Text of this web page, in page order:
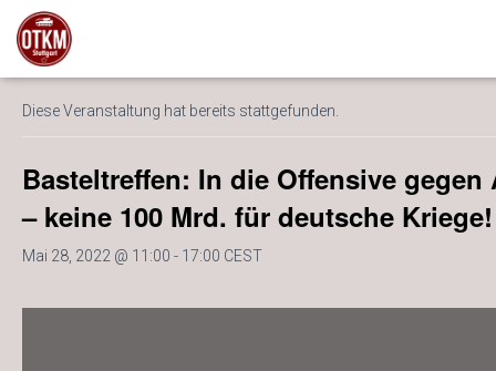
« Alle Veranstaltungen
Diese Veranstaltung hat bereits stattgefunden.
Basteltreffen: In die Offensive
– keine 100 Mrd. für deutsche Kriege!
Mai 28, 2022 @ 11:00 - 17:00 CEST